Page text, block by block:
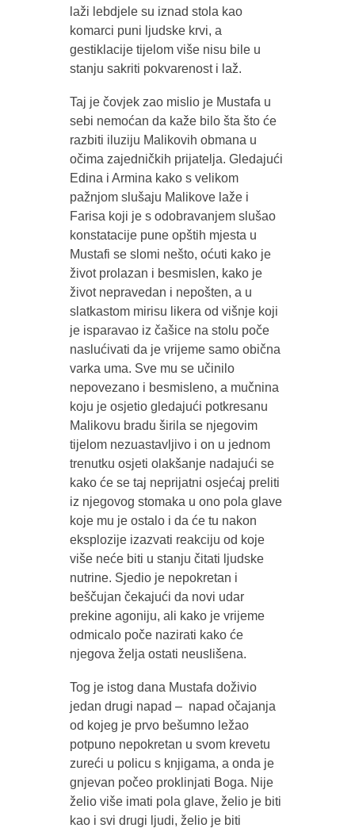
laži lebdjele su iznad stola kao
komarci puni ljudske krvi, a
gestiklacije tijelom više nisu bile u
stanju sakriti pokvarenost i laž.
Taj je čovjek zao mislio je Mustafa u
sebi nemoćan da kaže bilo šta što će
razbiti iluziju Malikovih obmana u
očima zajedničkih prijatelja. Gledajući
Edina i Armina kako s velikom
pažnjom slušaju Malikove laže i
Farisa koji je s odobravanjem slušao
konstatacije pune opštih mjesta u
Mustafi se slomi nešto, oćuti kako je
život prolazan i besmislen, kako je
život nepravedan i nepošten, a u
slatkastom mirisu likera od višnje koji
je isparavao iz čašice na stolu poče
naslućivati da je vrijeme samo obična
varka uma. Sve mu se učinilo
nepovezano i besmisleno, a mučnina
koju je osjetio gledajući potkresanu
Malikovu bradu širila se njegovim
tijelom nezuastavljivo i on u jednom
trenutku osjeti olakšanje nadajući se
kako će se taj neprijatni osjećaj preliti
iz njegovog stomaka u ono pola glave
koje mu je ostalo i da će tu nakon
eksplozije izazvati reakciju od koje
više neće biti u stanju čitati ljudske
nutrine. Sjedio je nepokretan i
beščujan čekajući da novi udar
prekine agoniju, ali kako je vrijeme
odmicalo poče nazirati kako će
njegova želja ostati neuslišena.
Tog je istog dana Mustafa doživio
jedan drugi napad – napad očajanja
od kojeg je prvo bešumno ležao
potpuno nepokretan u svom krevetu
zureći u policu s knjigama, a onda je
gnjevan počeo proklinjati Boga. Nije
želio više imati pola glave, želio je biti
kao i svi drugi ljudi, želio je biti